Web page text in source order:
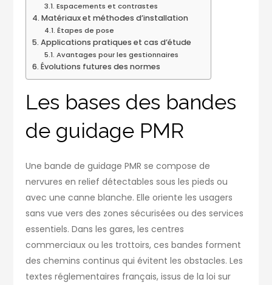
Espacements et contrastes
Matériaux et méthodes d’installation
Étapes de pose
Applications pratiques et cas d’étude
Avantages pour les gestionnaires
Évolutions futures des normes
Les bases des bandes
de guidage PMR
Une bande de guidage PMR se compose de
nervures en relief détectables sous les pieds ou
avec une canne blanche. Elle oriente les usagers
sans vue vers des zones sécurisées ou des services
essentiels. Dans les gares, les centres
commerciaux ou les trottoirs, ces bandes forment
des chemins continus qui évitent les obstacles. Les
textes réglementaires français, issus de la loi sur